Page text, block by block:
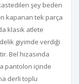
şey beden
kapanan tek parça
klasik atlete
giyimde verdiği
Bel hizasında
pantolon içinde
derli toplu